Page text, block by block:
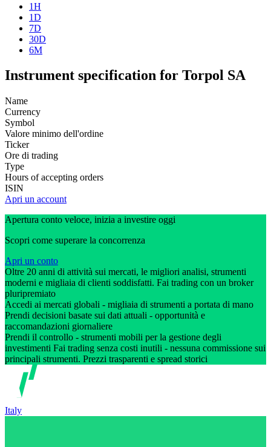
1H
1D
7D
30D
6M
Instrument specification for Torpol SA
Name
Currency
Symbol
Valore minimo dell'ordine
Ticker
Ore di trading
Type
Hours of accepting orders
ISIN
Apri un account
Apertura conto veloce, inizia a investire oggi
Scopri come superare la concorrenza
Apri un conto
Oltre 20 anni di attività sui mercati, le migliori analisi, strumenti
moderni e migliaia di clienti soddisfatti. Fai trading con un broker
pluripremiato
Accedi ai mercati globali - migliaia di strumenti a portata di mano
Prendi decisioni basate sui dati attuali - opportunità e
raccomandazioni giornaliere
Prendi il controllo - strumenti mobili per la gestione degli
investimenti Fai trading senza costi inutili - nessuna commissione sui
principali strumenti. Prezzi trasparenti e spread storici
Italy